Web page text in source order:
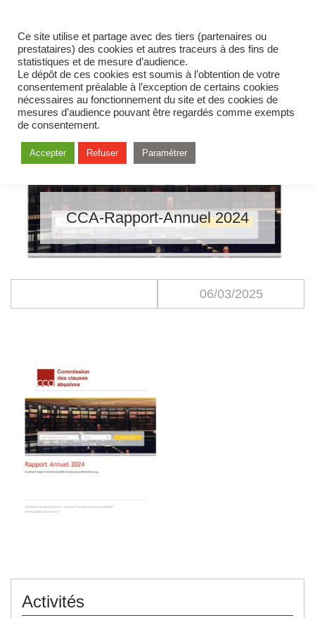
CCA-Rapport-Annuel 2024
06/03/2025
Activités
Ce site utilise et partage avec des tiers (partenaires ou
prestataires) des cookies et autres traceurs à des fins de
statistiques et de mesure d’audience.
Le dépôt de ces cookies est soumis à l’obtention de votre
consentement préalable à l’exception de certains cookies
nécessaires au fonctionnement du site et des cookies de
mesures d’audience pouvant être regardés comme exempts
de consentement.
Accepter Refuser Paramétrer